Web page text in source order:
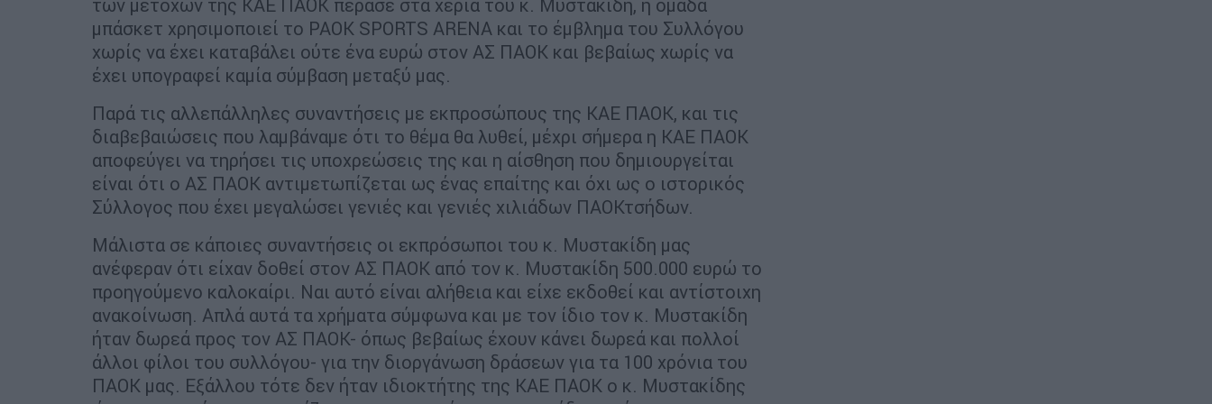
των μετοχών της ΚΑΕ ΠΑΟΚ πέρασε στα χέρια του κ. Μυστακίδη, η ομάδα
μπάσκετ χρησιμοποιεί το PAOK SPORTS ARENA και το έμβλημα του Συλλόγου
χωρίς να έχει καταβάλει ούτε ένα ευρώ στον ΑΣ ΠΑΟΚ και βεβαίως χωρίς να
έχει υπογραφεί καμία σύμβαση μεταξύ μας.
Παρά τις αλλεπάλληλες συναντήσεις με εκπροσώπους της ΚΑΕ ΠΑΟΚ, και τις
διαβεβαιώσεις που λαμβάναμε ότι το θέμα θα λυθεί, μέχρι σήμερα η ΚΑΕ ΠΑΟΚ
αποφεύγει να τηρήσει τις υποχρεώσεις της και η αίσθηση που δημιουργείται
είναι ότι ο ΑΣ ΠΑΟΚ αντιμετωπίζεται ως ένας επαίτης και όχι ως ο ιστορικός
Σύλλογος που έχει μεγαλώσει γενιές και γενιές χιλιάδων ΠΑΟΚτσήδων.
Μάλιστα σε κάποιες συναντήσεις οι εκπρόσωποι του κ. Μυστακίδη μας
ανέφεραν ότι είχαν δοθεί στον ΑΣ ΠΑΟΚ από τον κ. Μυστακίδη 500.000 ευρώ το
προηγούμενο καλοκαίρι. Ναι αυτό είναι αλήθεια και είχε εκδοθεί και αντίστοιχη
ανακοίνωση. Απλά αυτά τα χρήματα σύμφωνα και με τον ίδιο τον κ. Μυστακίδη
ήταν δωρεά προς τον ΑΣ ΠΑΟΚ- όπως βεβαίως έχουν κάνει δωρεά και πολλοί
άλλοι φίλοι του συλλόγου- για την διοργάνωση δράσεων για τα 100 χρόνια του
ΠΑΟΚ μας. Εξάλλου τότε δεν ήταν ιδιοκτήτης της ΚΑΕ ΠΑΟΚ ο κ. Μυστακίδης